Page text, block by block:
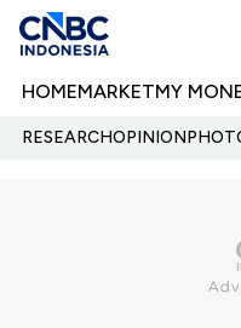
HOMEMARKETMY
RESEARCHOPINION